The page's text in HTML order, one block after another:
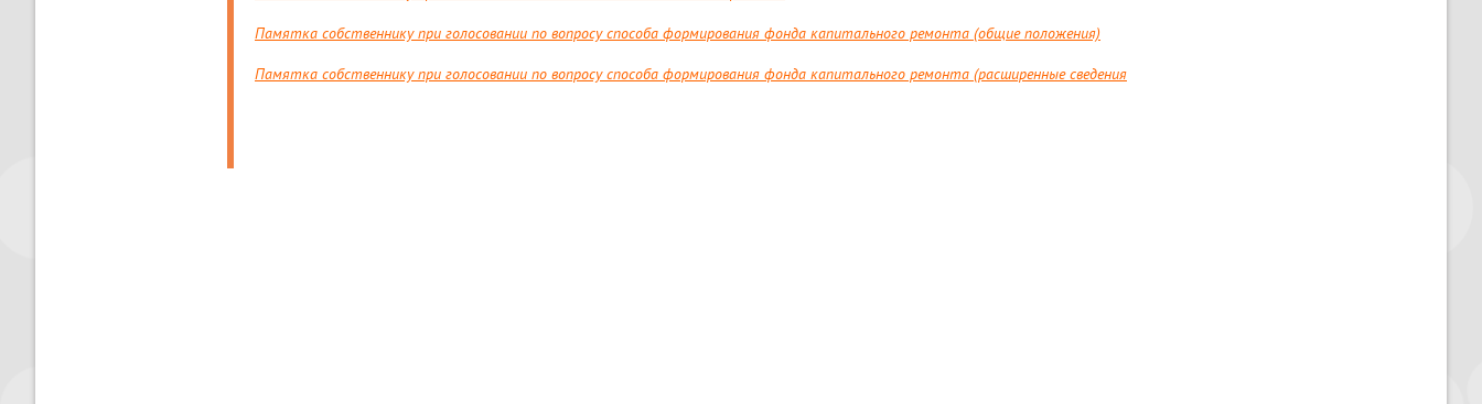
Памятка собственнику при голосовании по вопросу способа формирования фонда капитального ремонта (общие положения)
Памятка собственнику при голосовании по вопросу способа формирования фонда капитального ремонта (расширенные сведения